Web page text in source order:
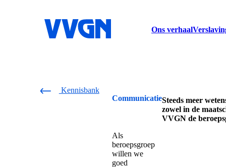
Ons verhaal
Kennisbank
CommunicatieSteeds meer
zowel in de
VVGN de
Als
beroepsgroep
willen we
goed